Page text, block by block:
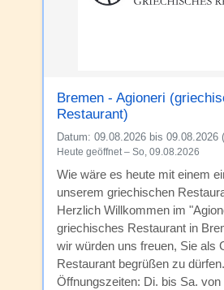
Bremen - Agioneri
Restaurant)
Datum: 09.08.2026 bis 09.08.2026
Heute geöffnet – So, 09.08.2026
Wie wäre es heute mit einem
unserem griechischen
Herzlich Willkommen im
griechisches Restaurant in
wir würden uns freuen, Sie als
Restaurant begrüßen zu
Öffnungszeiten: Di. bis Sa.